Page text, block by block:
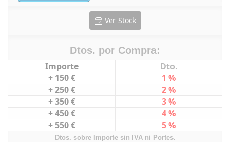
Ver Stock
Dtos. por Compra:
Importe
Dto.
+ 150 €
1 %
+ 250 €
2 %
+ 350 €
3 %
+ 450 €
4 %
+ 550 €
5 %
Dtos. sobre Importe sin IVA ni Portes.